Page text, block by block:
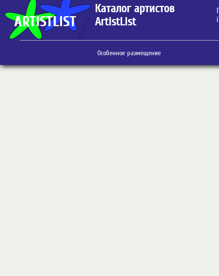
Каталог артистов
ArtistList
Особенное размещение